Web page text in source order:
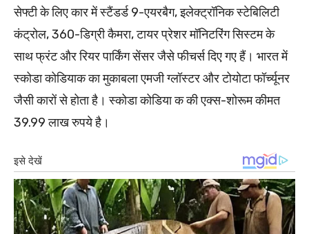
सेफ्टी के लिए कार में स्टैंडर्ड 9-एयरबैग, इलेक्ट्रॉनिक स्टेबिलिटी
कंट्रोल, 360-डिग्री कैमरा, टायर प्रेशर मॉनिटरिंग सिस्टम के
साथ फ्रंट और रियर पार्किंग सेंसर जैसे फीचर्स दिए गए हैं। भारत में
स्कोडा कोडियाक का मुकाबला एमजी ग्लॉस्टर और टोयोटा फॉर्च्यूनर
जैसी कारों से होता है। स्कोडा कोडिया क की एक्स-शोरूम कीमत
39.99 लाख रुपये है।